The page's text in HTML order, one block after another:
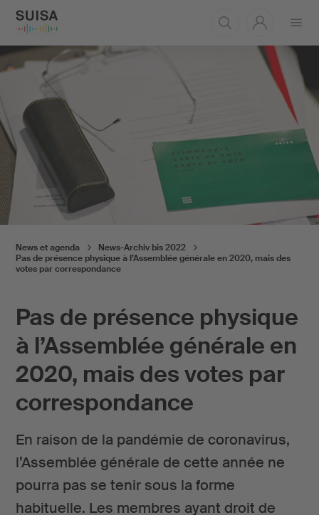
le
Pas de présence physique
à l’Assemblée générale en
2020, mais des votes par
correspondance
En raison de la pandémie de coronavirus,
l’Assemblée générale de cette année ne
pourra pas se tenir sous la forme
habituelle. Les membres ayant droit de
News et agenda
News-Archiv bis 2022
Pas de présence physique à l’Assemblée générale en 2020, mais des
votes par correspondance